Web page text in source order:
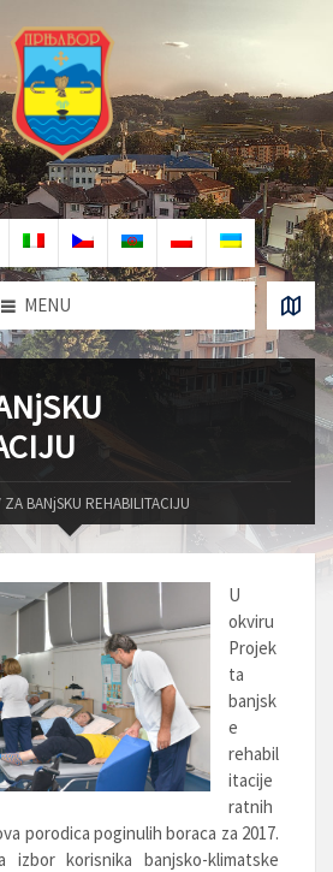
MENU
BANjSKU REHABILITACIJU
U
okviru
Projek
ta
banjsk
e
rehabil
itacije
ratnih
porodica poginulih boraca za 2017.
izbor korisnika banjsko-klimatske